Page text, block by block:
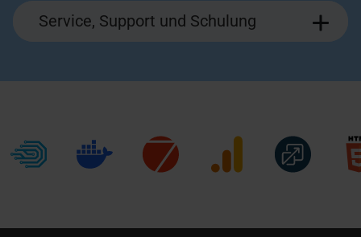
Service, Support und Schulung